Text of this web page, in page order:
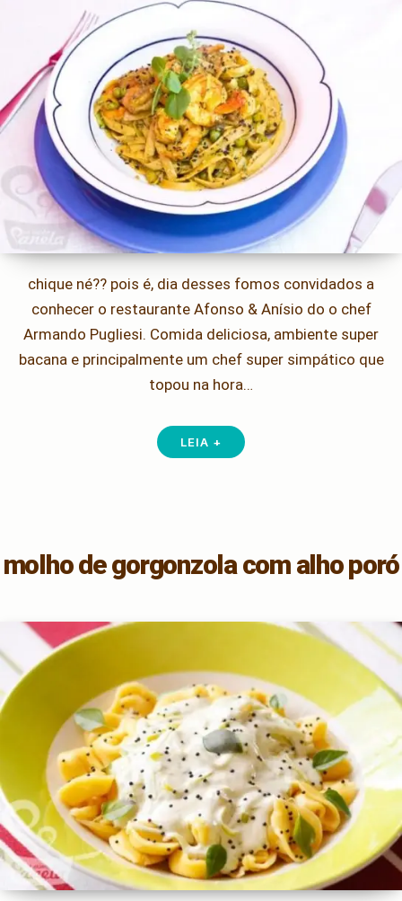
chique né?? pois é, dia desses fomos convidados a
conhecer o restaurante Afonso & Anísio do o chef
Armando Pugliesi. Comida deliciosa, ambiente super
bacana e principalmente um chef super simpático que
topou na hora…
LEIA +
molho de gorgonzola com alho poró